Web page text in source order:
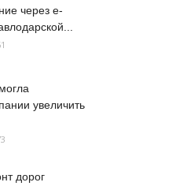
через e-
увеличить
дорог